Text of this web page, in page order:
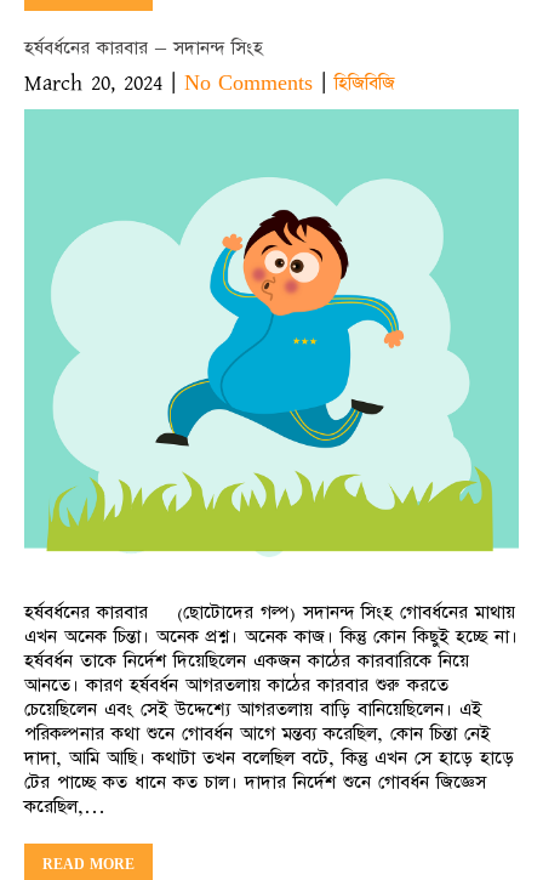
হর্ষবর্ধনের কারবার – সদানন্দ সিংহ
March 20, 2024 | No Comments |হিজিবিজি
হর্ষবর্ধনের কারবার (ছোটোদের গল্প) সদানন্দ সিংহ গোবর্ধনের মাথায়
এখন অনেক চিন্তা। অনেক প্রশ্ন। অনেক কাজ। কিন্তু কোন কিছুই হচ্ছে না।
হর্ষবর্ধন তাকে নির্দেশ দিয়েছিলেন একজন কাঠের কারবারিকে নিয়ে
আনতে। কারণ হর্ষবর্ধন আগরতলায় কাঠের কারবার শুরু করতে
চেয়েছিলেন এবং সেই উদ্দেশ্যে আগরতলায় বাড়ি বানিয়েছিলেন। এই
পরিকল্পনার কথা শুনে গোবর্ধন আগে মন্তব্য করেছিল, কোন চিন্তা নেই
দাদা, আমি আছি। কথাটা তখন বলেছিল বটে, কিন্তু এখন সে হাড়ে হাড়ে
টের পাচ্ছে কত ধানে কত চাল। দাদার নির্দেশ শুনে গোবর্ধন জিজ্ঞেস
করেছিল,…
READ MORE